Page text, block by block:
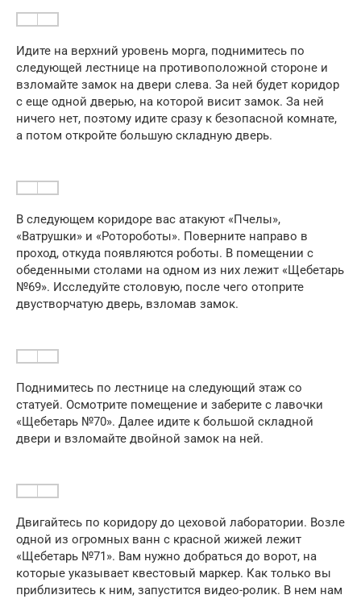
Идите на верхний уровень морга, поднимитесь по
следующей лестнице на противоположной стороне и
взломайте замок на двери слева. За ней будет коридор
с еще одной дверью, на которой висит замок. За ней
ничего нет, поэтому идите сразу к безопасной комнате,
а потом откройте большую складную дверь.
В следующем коридоре вас атакуют «Пчелы»,
«Ватрушки» и «Ротороботы». Поверните направо в
проход, откуда появляются роботы. В помещении с
обеденными столами на одном из них лежит «Щебетарь
№69». Исследуйте столовую, после чего отоприте
двустворчатую дверь, взломав замок.
Поднимитесь по лестнице на следующий этаж со
статуей. Осмотрите помещение и заберите с лавочки
«Щебетарь №70». Далее идите к большой складной
двери и взломайте двойной замок на ней.
Двигайтесь по коридору до цеховой лаборатории. Возле
одной из огромных ванн с красной жижей лежит
«Щебетарь №71». Вам нужно добраться до ворот, на
которые указывает квестовый маркер. Как только вы
приблизитесь к ним, запустится видео-ролик. В нем нам